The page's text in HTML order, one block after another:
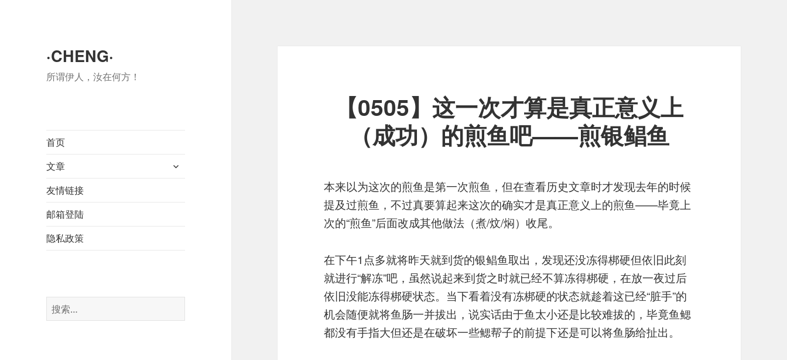
·CHENG·
所谓伊人，汝在何方！
首页
文章
展
友情链接
邮箱登陆
隐私政策
搜
索：
【0505】这一次才算是真正意义上
（成功）的煎鱼吧——煎银鲳鱼
本来以为这次的煎鱼是第一次煎鱼，但在查看历史文章时才发现去年的时候
提及过煎鱼，不过真要算起来这次的确实才是真正意义上的煎鱼——毕竟上
次的“煎鱼”后面改成其他做法（煮/炆/焖）收尾。
在下午1点多就将昨天就到货的银鲳鱼取出，发现还没冻得梆硬但依旧此刻
就进行“解冻”吧，虽然说起来到货之时就已经不算冻得梆硬，在放一夜过后
依旧没能冻得梆硬状态。当下看着没有冻梆硬的状态就趁着这已经“脏手”的
机会随便就将鱼肠一并拔出，说实话由于鱼太小还是比较难拔的，毕竟鱼鳃
都没有手指大但还是在破坏一些鳃帮子的前提下还是可以将鱼肠给扯出。